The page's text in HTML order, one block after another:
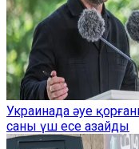
Украинада әуе
саны үш есе азайды